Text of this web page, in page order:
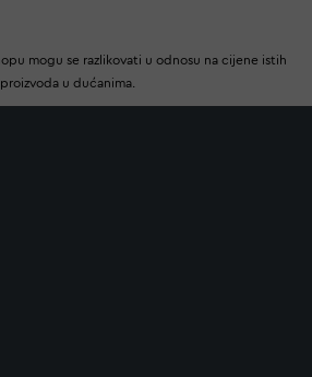
mogu se razlikovati u odnosu na cijene istih
proizvoda u dućanima.